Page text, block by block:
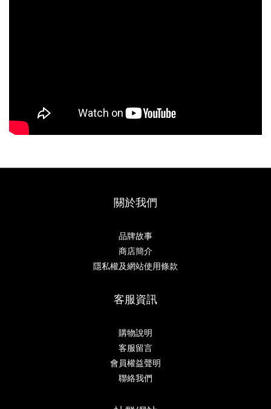
關於我們
品牌故事
商店簡介
隱私權及網站使用條款
客服資訊
購物說明
客服留言
會員權益聲明
聯絡我們